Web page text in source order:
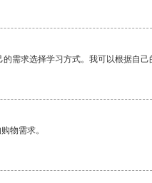
需求选择学习方式。我可以根据自己
物需求。